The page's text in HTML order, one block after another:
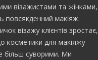
візажистами та жінками,
повсякденний макіяж.
візажу клієнтів зростає,
косметики для макіяжу
більш суворими. Ми